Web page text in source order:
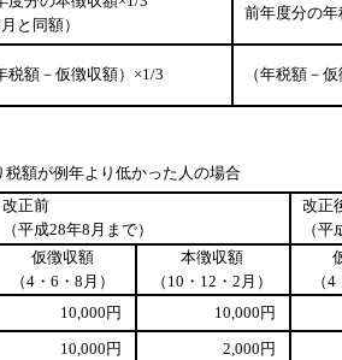
月と同額）
前年度分の
税額－仮徴収額）×1/3 （年税額－
が例年より低かった人の場合
改正前
（平成28年8月まで）
改正
（
仮徴収額
（4・6・8月）
本徴収額
（10・12・2月）
（
10,000 円 10,000 円
10,000 円 2,000 円